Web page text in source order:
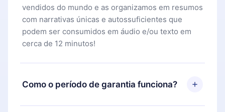
vendidos do mundo e as organizamos em resumos
com narrativas únicas e autossuficientes que
podem ser consumidos em áudio e/ou texto em
cerca de 12 minutos!
Como o período de garantia funciona?
Você pode baixar nosso aplicativo e começar a